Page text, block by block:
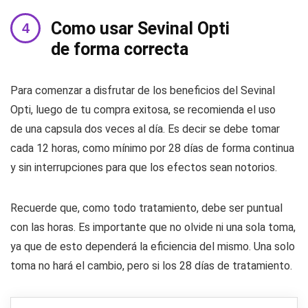
Como usar Sevinal Opti
de forma correcta
Para comenzar a disfrutar de los beneficios del Sevinal
Opti, luego de tu compra exitosa, se recomienda el uso
de una capsula dos veces al día. Es decir se debe tomar
cada 12 horas, como mínimo por 28 días de forma continua
y sin interrupciones para que los efectos sean notorios.
Recuerde que, como todo tratamiento, debe ser puntual
con las horas. Es importante que no olvide ni una sola toma,
ya que de esto dependerá la eficiencia del mismo. Una solo
toma no hará el cambio, pero si los 28 días de tratamiento.